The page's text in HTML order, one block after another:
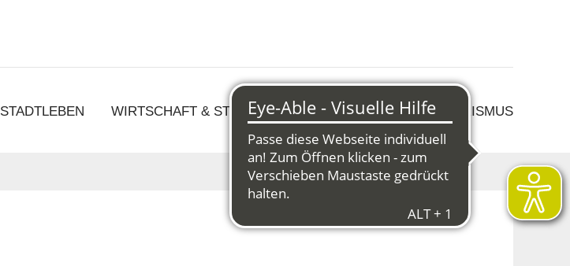
STADTLEBEN WIRTSCHAFT & STRUKTURWANDEL KULTUR & TOURISMUS